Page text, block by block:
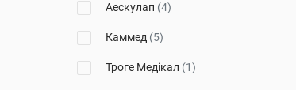
Аескулап (4)
Каммед (5)
Троге Медікал (1)